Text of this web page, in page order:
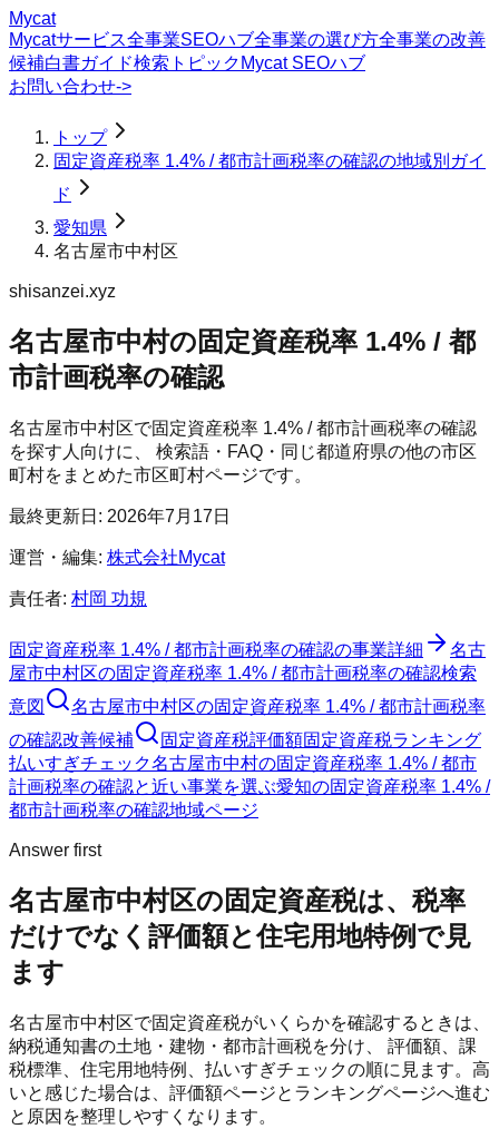
Mycat
Mycatサービス全事業SEOハブ全事業の選び方全事業の改善
候補白書ガイド検索トピック Mycat SEOハブ
お問い合わせ->
トップ
固定資産税率 1.4% / 都市計画税率の確認の地域別ガイ
ド
愛知県
名古屋市中村区
shisanzei.xyz
名古屋市中村の固定資産税率 1.4% / 都
市計画税率の確認
名古屋市中村区で固定資産税率 1.4% / 都市計画税率の確認
を探す人向けに、 検索語・FAQ・同じ都道府県の他の市区
町村をまとめた市区町村ページです。
最終更新日: 2026年7月17日
運営・編集: 株式会社Mycat
責任者: 村岡 功規
固定資産税率 1.4% / 都市計画税率の確認の事業詳細
名古
屋市中村区の固定資産税率 1.4% / 都市計画税率の確認検索
意図
名古屋市中村区の固定資産税率 1.4% / 都市計画税率
の確認改善候補 固定資産税評価額固定資産税ランキング
払いすぎチェック名古屋市中村の固定資産税率 1.4% / 都市
計画税率の確認と近い事業を選ぶ愛知の固定資産税率 1.4% /
都市計画税率の確認地域ページ
Answer first
名古屋市中村区の固定資産税は、税率
だけでなく評価額と住宅用地特例で見
ます
名古屋市中村区で固定資産税がいくらかを確認するときは、
納税通知書の土地・建物・都市計画税を分け、 評価額、課
税標準、住宅用地特例、払いすぎチェックの順に見ます。高
いと感じた場合は、評価額ページとランキングページへ進む
と原因を整理しやすくなります。